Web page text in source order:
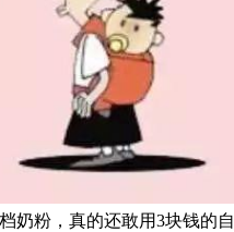
奶粉，真的还敢用3块钱的自